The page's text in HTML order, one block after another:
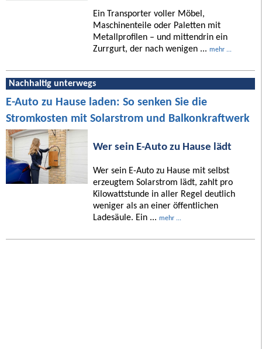
Ein Transporter voller Möbel,
Maschinenteile oder Paletten mit
Metallprofilen – und mittendrin ein
Zurrgurt, der nach wenigen ... mehr ...
Nachhaltig unterwegs
E-Auto zu Hause laden: So senken Sie die
Stromkosten mit Solarstrom und Balkonkraftwerk
Wer sein E-Auto zu Hause lädt
Wer sein E-Auto zu Hause mit selbst
erzeugtem Solarstrom lädt, zahlt pro
Kilowattstunde in aller Regel deutlich
weniger als an einer öffentlichen
Ladesäule. Ein ... mehr ...